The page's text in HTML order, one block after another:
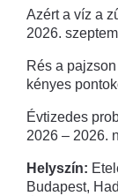
Azért a víz a
2026.
Rés a
kényes
Évtizedes
2026 – 2026.
Helyszín:
Budapest,